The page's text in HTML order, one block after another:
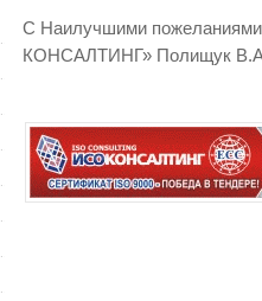
С Наилучшими
КОНСАЛТИНГ» Полищук